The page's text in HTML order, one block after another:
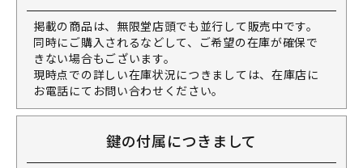
掲載の商品は、無限堂店頭でも並行して販売中です。
同時にご購入されるなどして、ご希望の在庫が確保で
きない場合もございます。
現時点での詳しい在庫状況につきましては、在庫店に
お電話にてお問い合わせください。
鍵の付属につきまして